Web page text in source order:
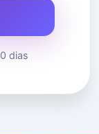
dias